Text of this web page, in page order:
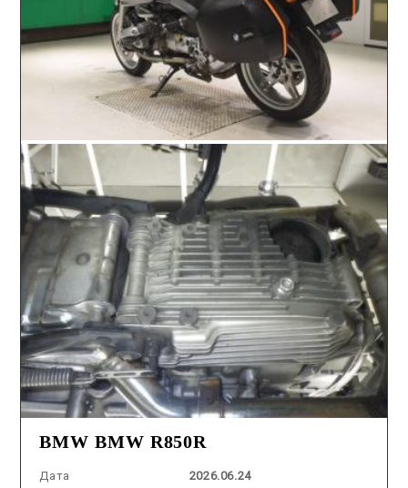
BMW BMW R850R
Дата
2026.06.24